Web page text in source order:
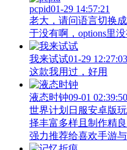
pcpid01-29 14:57:21
老大，请问语言切换
于没有啊，options里
我来试试01-29 12:27:03
这款我用过，好用
液态时钟09-01 02:39:50
世界计划日服安卓版
择丰富多样且制作精
强力推荐给喜欢手游